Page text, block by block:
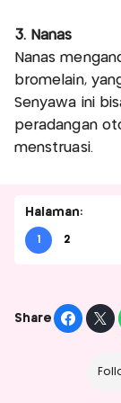
3. Nanas
Nanas
bromelain,
Senyawa ini
peradangan
menstruasi.
Halaman:
1 2
Share